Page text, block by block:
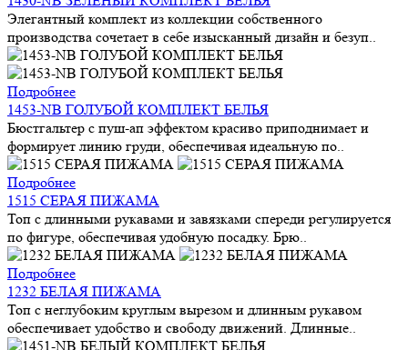
Элегантный комплект из коллекции собственного
производства сочетает в себе изысканный дизайн и безуп..
Подробнее
1453-NB ГОЛУБОЙ КОМПЛЕКТ БЕЛЬЯ
Бюстгальтер с пуш-ап эффектом красиво приподнимает и
формирует линию груди, обеспечивая идеальную по..
Подробнее
1515 СЕРАЯ ПИЖАМА
Топ с длинными рукавами и завязками спереди регулируется
по фигуре, обеспечивая удобную посадку. Брю..
Подробнее
1232 БЕЛАЯ ПИЖАМА
Топ с неглубоким круглым вырезом и длинным рукавом
обеспечивает удобство и свободу движений. Длинные..